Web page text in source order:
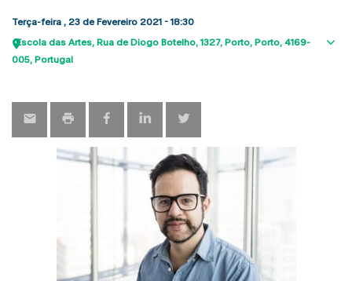
Terça-feira , 23 de Fevereiro 2021 - 18:30
Escola das Artes Rua de Diogo Botelho, 1327 Porto Porto 4169-
005 Portugal